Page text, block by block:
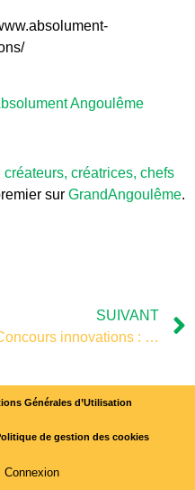
Angoulême
créatrices, chefs
sur GrandAngoulême.
SUIVANT
Concours innovations : créateurs, créatrices, chefs d’entreprises…
Générales d’Utilisation
de gestion des cookies
Connexion